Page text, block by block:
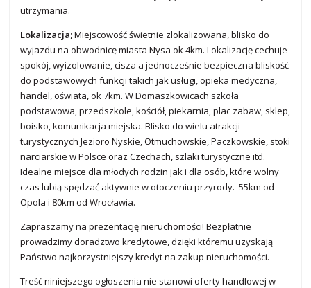
utrzymania.
Lokalizacja;Miejscowość świetnie zlokalizowana, blisko do
wyjazdu na obwodnicę miasta Nysa ok 4km. Lokalizację cechuje
spokój, wyizolowanie, cisza a jednocześnie bezpieczna bliskość
do podstawowych funkcji takich jak usługi, opieka medyczna,
handel, oświata, ok 7km. W Domaszkowicach szkoła
podstawowa, przedszkole, kościół, piekarnia, plac zabaw, sklep,
boisko, komunikacja miejska. Blisko do wielu atrakcji
turystycznych Jezioro Nyskie, Otmuchowskie, Paczkowskie, stoki
narciarskie w Polsce oraz Czechach, szlaki turystyczne itd.
Idealne miejsce dla młodych rodzin jak i dla osób, które wolny
czas lubią spędzać aktywnie w otoczeniu przyrody. 55km od
Opola i 80km od Wrocławia.
Zapraszamy na prezentację nieruchomości! Bezpłatnie
prowadzimy doradztwo kredytowe, dzięki któremu uzyskają
Państwo najkorzystniejszy kredyt na zakup nieruchomości.
Treść niniejszego ogłoszenia nie stanowi oferty handlowej w